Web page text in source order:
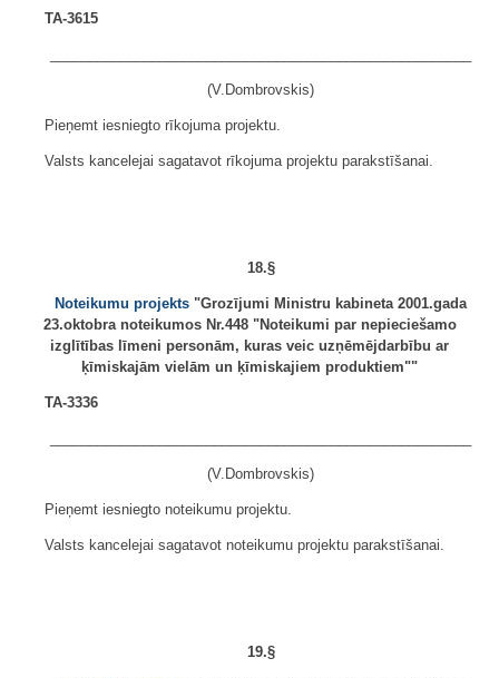
TA-3615
(V.Dombrovskis)
Pieņemt iesniegto rīkojuma projektu.
Valsts kancelejai sagatavot rīkojuma projektu parakstīšanai.
18.§
Noteikumu projekts "Grozījumi Ministru kabineta 2001.gada
23.oktobra noteikumos Nr.448 "Noteikumi par nepieciešamo
izglītības līmeni personām, kuras veic uzņēmējdarbību ar
ķīmiskajām vielām un ķīmiskajiem produktiem""
TA-3336
(V.Dombrovskis)
Pieņemt iesniegto noteikumu projektu.
Valsts kancelejai sagatavot noteikumu projektu parakstīšanai.
19.§